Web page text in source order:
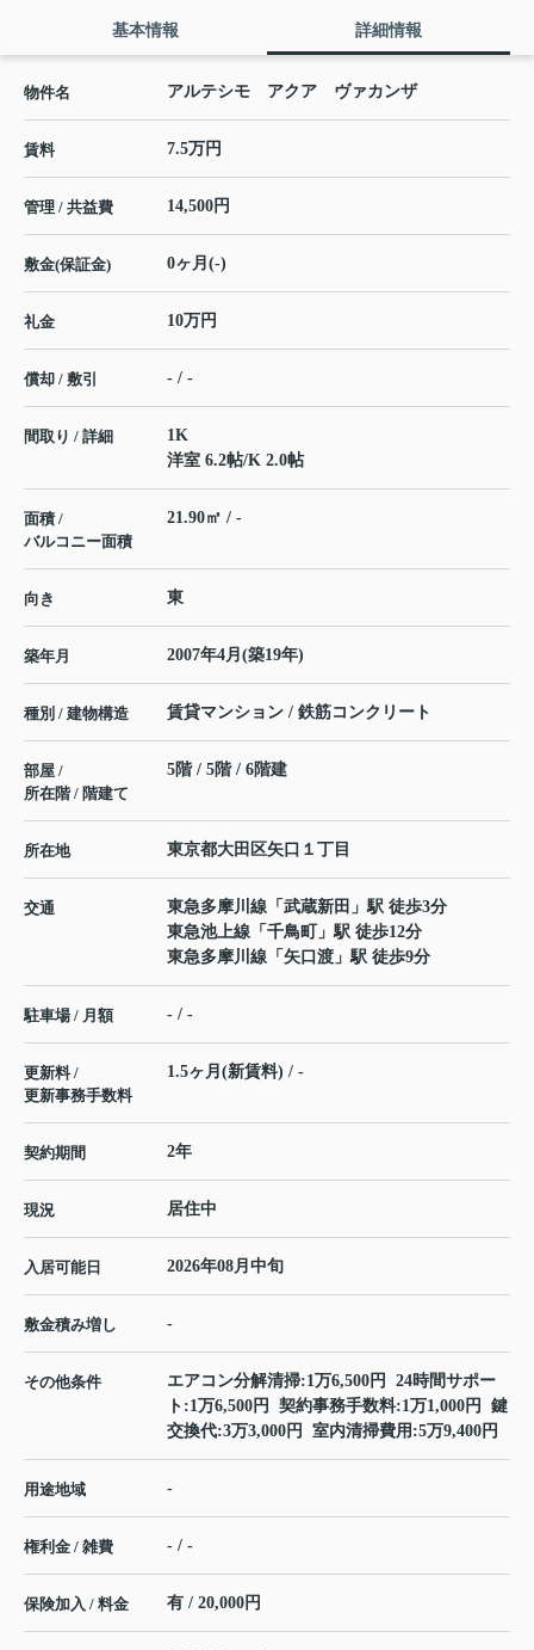
基本情報 詳細情報
物件名 アルテシモ アクア ヴァカンザ
賃料 7.5万円
管理 / 共益費 14,500円
敷金(保証金) 0ヶ月(-)
礼金 10万円
償却 / 敷引 - / -
間取り / 詳細
1K
洋室 6.2帖/K 2.0帖
面積 /
バルコニー面積
21.90㎡ / -
向き 東
築年月 2007年4月(築19年)
種別 / 建物構造 賃貸マンション / 鉄筋コンクリート
部屋 /
所在階 / 階建て
5階 / 5階 / 6階建
所在地 東京都大田区矢口 １丁目
交通 東急多摩川線 「 武蔵新田 」駅 徒歩3分
東急池上線 「 千鳥町
」駅 徒歩12分
東急多摩川線 「 矢口渡 」駅 徒歩9分
駐車場 / 月額 - / -
更新料 /
更新事務手数料
1.5ヶ月(新賃料) / -
契約期間 2年
現況 居住中
入居可能日 2026年08月中旬
敷金積み増し -
その他条件
エアコン分解清掃:1万6,500円 24時間サポー
ト:1万6,500円 契約事務手数料:1万1,000円 鍵
交換代:3万3,000円 室内清掃費用:5万9,400円
用途地域 -
権利金 / 雑費 - / -
保険加入 / 料金 有 / 20,000円